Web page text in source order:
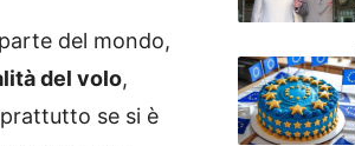
del mondo,
del volo,
se si è